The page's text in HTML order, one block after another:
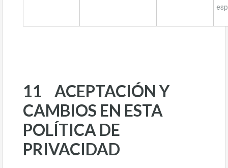
11 ACEPTACIÓN Y
CAMBIOS EN ESTA
POLÍTICA DE
PRIVACIDAD